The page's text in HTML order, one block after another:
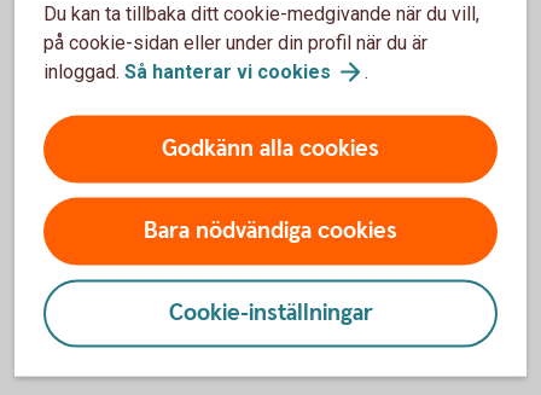
USA
Amerikansk
dollar
USD 9,3776
För att se detta innehåll behöver du först
och statistik.
Inställningar för cookies
Du kan ta tillbaka ditt cookie-medgivande när du vill,
på cookie-sidan eller under din profil när du är
inloggad. Så hanterar vi cookies .
Godkänn alla cookies
Bara nödvändiga cookies
Cookie-inställningar